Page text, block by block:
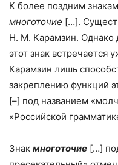
К более поздним
многоточие […].
Н. М. Карамзин. Однако
этот знак встречается
Карамзин лишь
закреплению функций
[–] под названием
«Российской
Знак многоточие […]